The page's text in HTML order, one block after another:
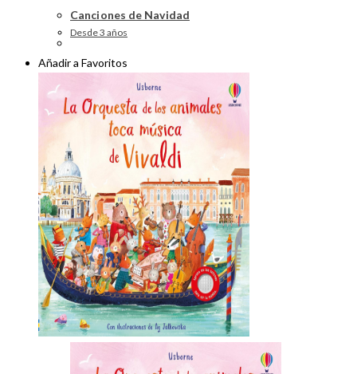
Canciones de Navidad
Desde 3 años
Añadir a Favoritos